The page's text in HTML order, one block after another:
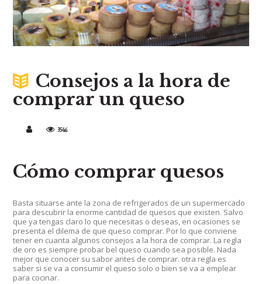
Consejos a la hora de
comprar un queso
3546
Cómo comprar quesos
Basta situarse ante la zona de refrigerados de un supermercado
para descubrir la enorme cantidad de quesos que existen. Salvo
que ya tengas claro lo que necesitas o deseas, en ocasiones se
presenta el dilema de que queso comprar. Por lo que conviene
tener en cuanta algunos consejos a la hora de comprar. La regla
de oro es siempre probar bel queso cuando sea posible. Nada
mejor que conocer su sabor antes de comprar. otra regla es
saber si se va a consumir el queso solo o bien se va a emplear
para cocinar.